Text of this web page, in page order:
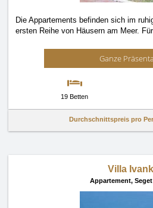
Die Appartements befinden sich im
ersten Reihe von Häusern am Meer.
Ganze
19 Betten
Durchschnittspreis pro
Villa
Appartement,